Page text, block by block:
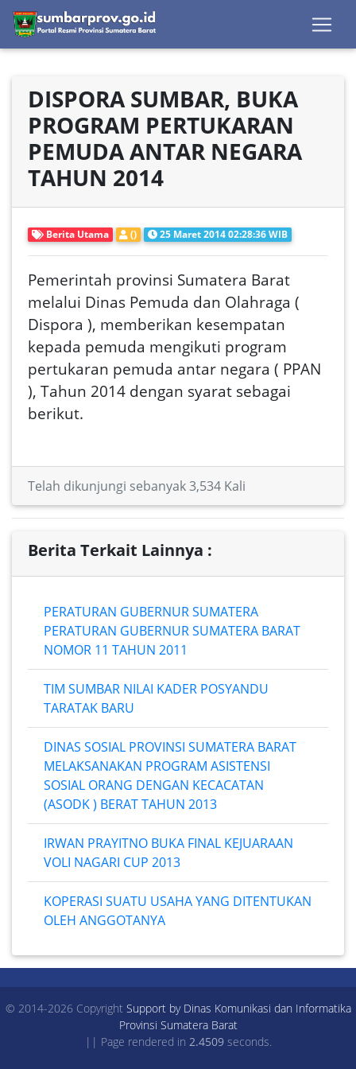
DISPORA SUMBAR, BUKA
PROGRAM PERTUKARAN
PEMUDA ANTAR NEGARA
TAHUN 2014
Berita Utama () 25 Maret 2014 02:28:36 WIB
Pemerintah provinsi Sumatera Barat
melalui Dinas Pemuda dan Olahraga (
Dispora ), memberikan kesempatan
kepada pemuda mengikuti program
pertukaran pemuda antar negara ( PPAN
), Tahun 2014 dengan syarat sebagai
berikut.
Telah dikunjungi sebanyak 3,534 Kali
Berita Terkait Lainnya :
PERATURAN GUBERNUR SUMATERA
PERATURAN GUBERNUR SUMATERA BARAT
NOMOR 11 TAHUN 2011
TIM SUMBAR NILAI KADER POSYANDU
TARATAK BARU
DINAS SOSIAL PROVINSI SUMATERA BARAT
MELAKSANAKAN PROGRAM ASISTENSI
SOSIAL ORANG DENGAN KECACATAN
(ASODK ) BERAT TAHUN 2013
IRWAN PRAYITNO BUKA FINAL KEJUARAAN
VOLI NAGARI CUP 2013
KOPERASI SUATU USAHA YANG DITENTUKAN
OLEH ANGGOTANYA
© 2014-2026 Copyright Support by Dinas Komunikasi dan Informatika
Provinsi Sumatera Barat
|| Page rendered in 2.4509seconds.